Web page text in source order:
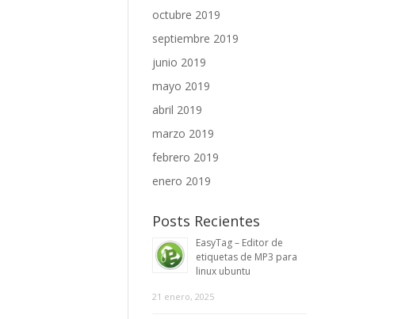
octubre 2019
septiembre 2019
junio 2019
mayo 2019
abril 2019
marzo 2019
febrero 2019
enero 2019
Posts Recientes
EasyTag – Editor de
etiquetas de MP3 para
linux ubuntu
21 enero, 2025